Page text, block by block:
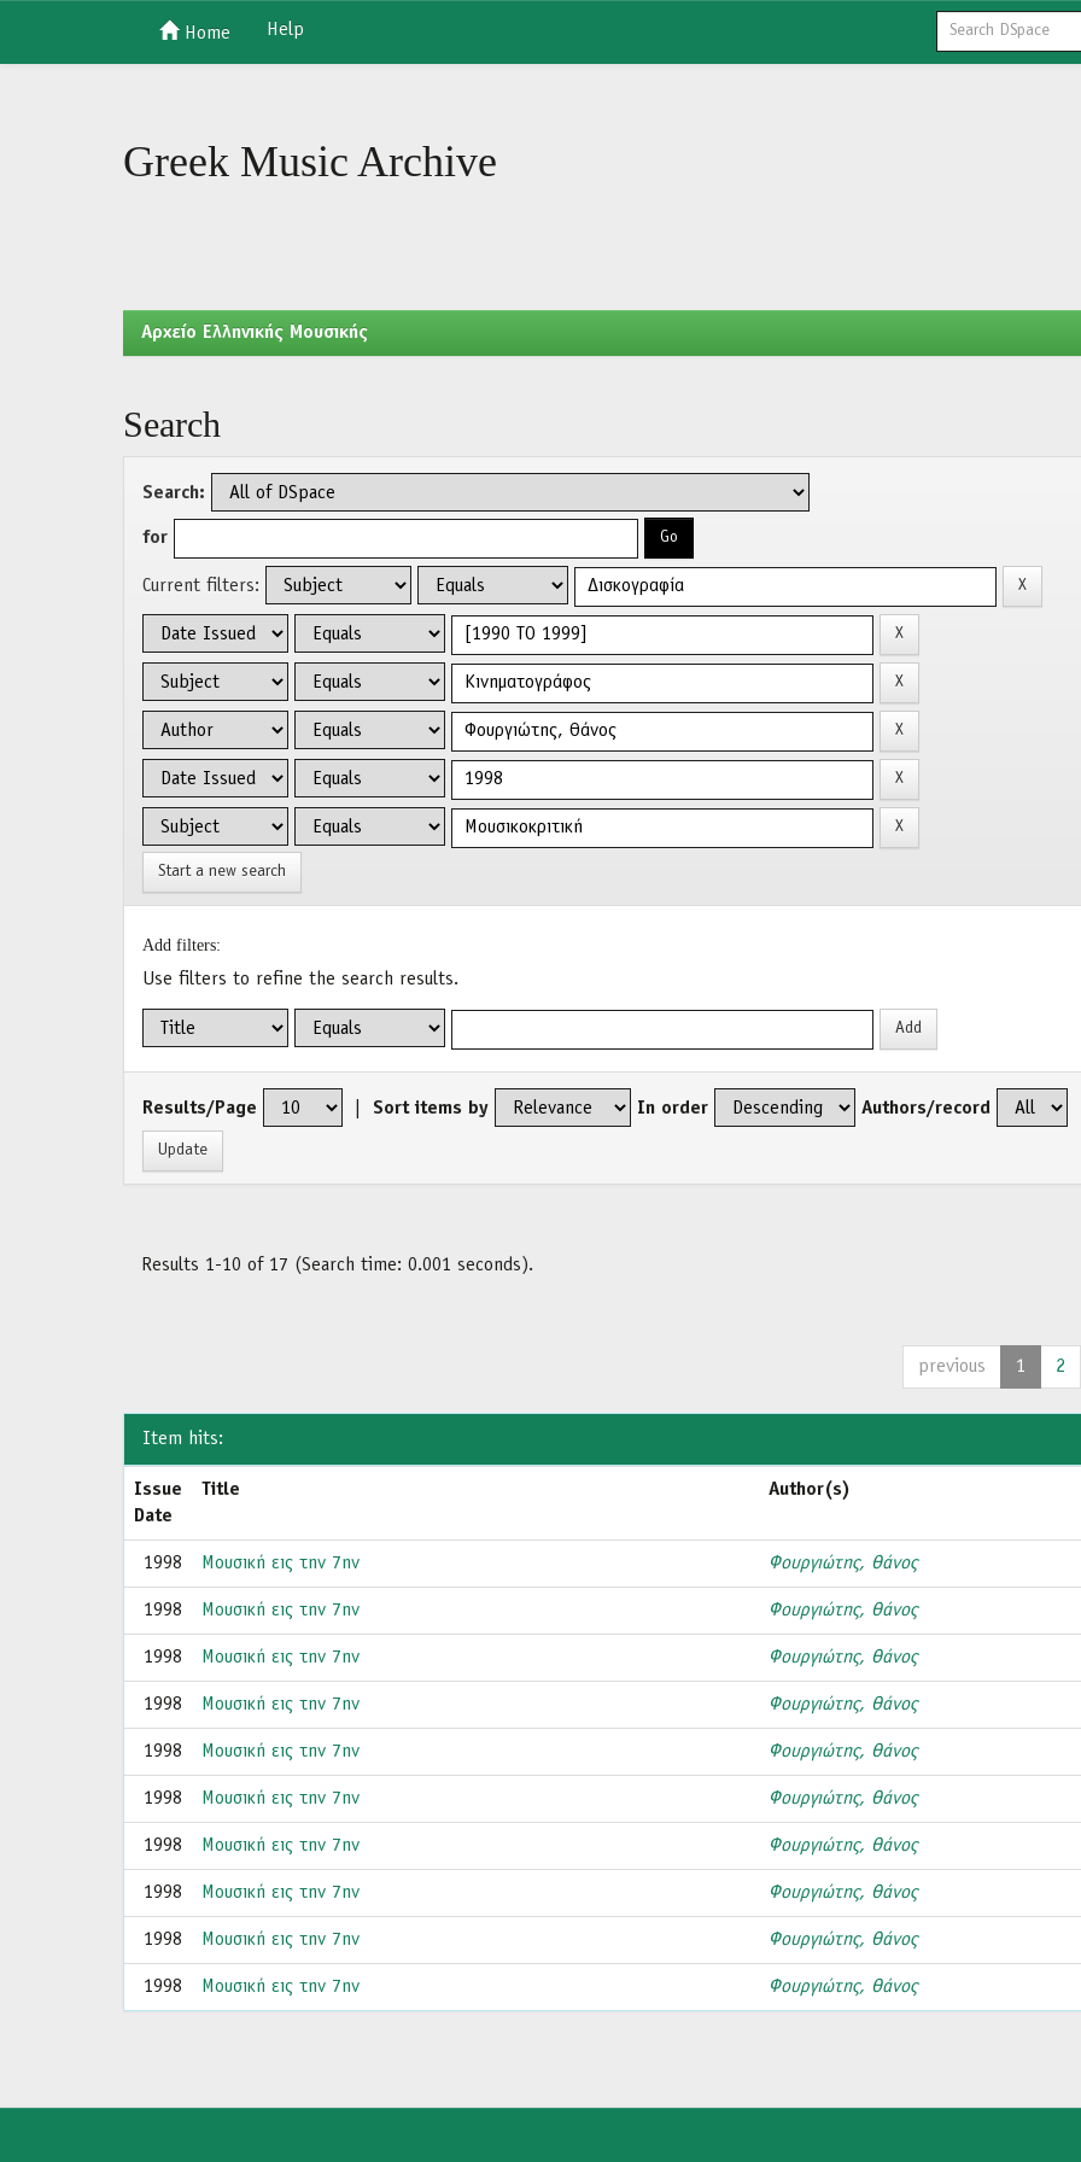
Home Help
Greek Music Archive
Aρχείο Ελληνικής Μουσικής
Search
Search:
for
Current filters:
Start a new search
Add filters:
Use filters to refine the search results.
Results/Page Sort items by In order Authors/record
Results 1-10 of 17 (Search time: 0.001 seconds).
previous 1 2
Item hits:
Issue
Date
Title Author(s)
1998 Μουσική εις την 7ην Φουργιώτης, Θάνος
1998 Μουσική εις την 7ην Φουργιώτης, Θάνος
1998 Μουσική εις την 7ην Φουργιώτης, Θάνος
1998 Μουσική εις την 7ην Φουργιώτης, Θάνος
1998 Μουσική εις την 7ην Φουργιώτης, Θάνος
1998 Μουσική εις την 7ην Φουργιώτης, Θάνος
1998 Μουσική εις την 7ην Φουργιώτης, Θάνος
1998 Μουσική εις την 7ην Φουργιώτης, Θάνος
1998 Μουσική εις την 7ην Φουργιώτης, Θάνος
1998 Μουσική εις την 7ην Φουργιώτης, Θάνος